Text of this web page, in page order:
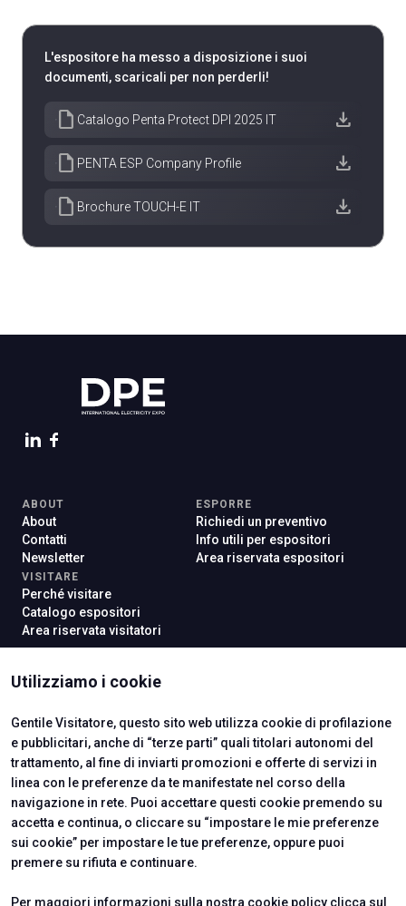
L'espositore ha messo a disposizione i suoi
documenti, scaricali per non perderli!
draft Catalogo Penta Protect DPI 2025 IT
download
draft PENTA ESP Company Profile
download
draft Brochure TOUCH-E IT download
Utilizziamo i cookie
Gentile Visitatore, questo sito web utilizza cookie di profilazione
e pubblicitari, anche di “terze parti” quali titolari autonomi del
trattamento, al fine di inviarti promozioni e offerte di servizi in
linea con le preferenze da te manifestate nel corso della
navigazione in rete. Puoi accettare questi cookie premendo su
accetta e continua, o cliccare su “impostare le mie preferenze
sui cookie” per impostare le tue preferenze, oppure puoi
premere su rifiuta e continuare.
Per maggiori informazioni sulla nostra cookie policy clicca sul
ABOUT
About
Contatti
Newsletter
ESPORRE
Richiedi un preventivo
Info utili per espositori
Area riservata espositori
VISITARE
Perché visitare
Catalogo espositori
Area riservata visitatori